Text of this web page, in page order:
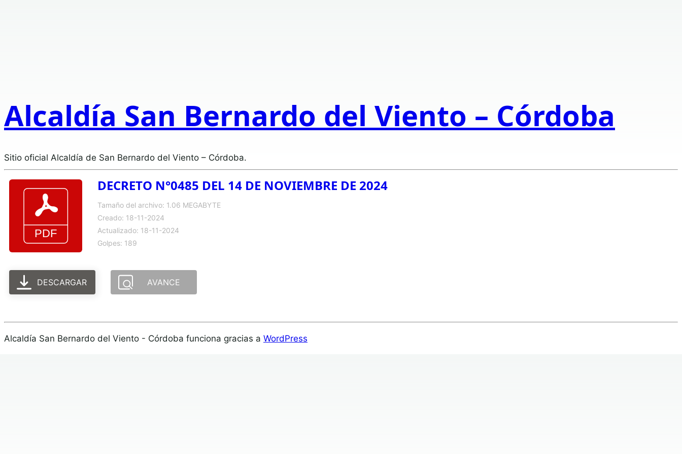
Alcaldía San Bernardo del Viento – Córdoba
Sitio oficial Alcaldía de San Bernardo del Viento – Córdoba.
DECRETO N°0485 DEL 14 DE NOVIEMBRE DE 2024
Tamaño del archivo: 1.06 MEGABYTE
Creado: 18-11-2024
Actualizado: 18-11-2024
Golpes: 189
DESCARGAR AVANCE
Alcaldía San Bernardo del Viento - Córdoba funciona gracias a WordPress